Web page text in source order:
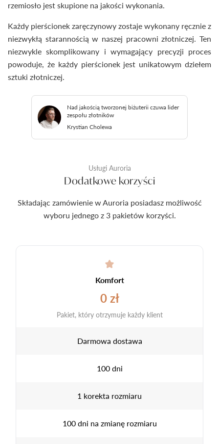
rzemiosło jest skupione na jakości wykonania.
Każdy pierścionek zaręczynowy zostaje wykonany ręcznie z
niezwykłą starannością w naszej pracowni złotniczej. Ten
niezwykle skomplikowany i wymagający precyzji proces
powoduje, że każdy pierścionek jest unikatowym dziełem
sztuki złotniczej.
Nad jakością tworzonej biżuterii czuwa lider
zespołu złotników
Krystian Cholewa
Usługi Auroria
Dodatkowe korzyści
Składając zamówienie w Auroria posiadasz możliwość
wyboru jednego z 3 pakietów korzyści.
Komfort
0 zł
Pakiet, który otrzymuje każdy klient
Darmowa dostawa
100 dni
1 korekta rozmiaru
100 dni na zmianę rozmiaru